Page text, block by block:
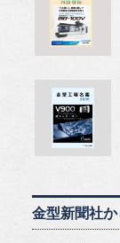
金型新聞社